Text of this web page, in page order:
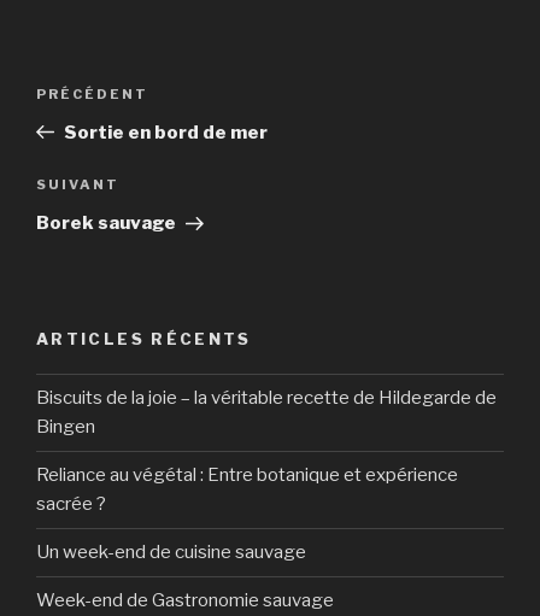
Navigation
l’article
Article
précédent
PRÉCÉDENT
Sortie en bord de mer
Article
suivant
SUIVANT
Borek sauvage
ARTICLES RÉCENTS
Biscuits de la joie – la véritable recette de Hildegarde de
Bingen
Reliance au végétal : Entre botanique et expérience
sacrée ?
Un week-end de cuisine sauvage
Week-end de Gastronomie sauvage